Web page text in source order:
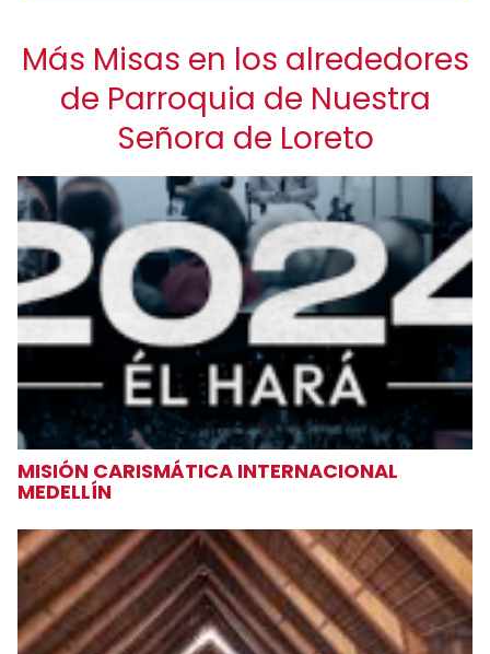
Más Misas en los alrededores
de Parroquia de Nuestra
Señora de Loreto
MISIÓN CARISMÁTICA INTERNACIONAL
MEDELLÍN